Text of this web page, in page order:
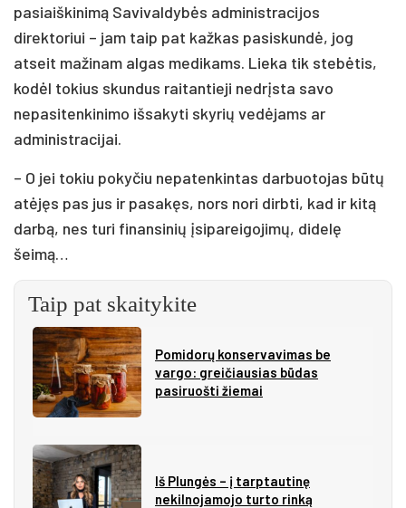
pasiaiškinimą Savivaldybės administracijos
direktoriui – jam taip pat kažkas pasiskundė, jog
atseit mažinam algas medikams. Lieka tik stebėtis,
kodėl tokius skundus raitantieji nedrįsta savo
nepasitenkinimo išsakyti skyrių vedėjams ar
administracijai.
– O jei tokiu pokyčiu nepatenkintas darbuotojas būtų
atėjęs pas jus ir pasakęs, nors nori dirbti, kad ir kitą
darbą, nes turi finansinių įsipareigojimų, didelę
šeimą…
Taip pat skaitykite
Pomidorų konservavimas be
vargo: greičiausias būdas
pasiruošti žiemai
Iš Plungės – į tarptautinę
nekilnojamojo turto rinką